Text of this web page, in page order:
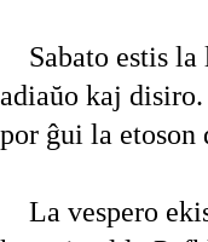
Sabato estis la
adiaŭo kaj
por ĝui la etoson
La vespero